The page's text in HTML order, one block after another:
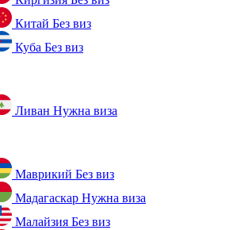
Китай Без виз
Куба Без виз
Ливан Нужна виза
Маврикий Без виз
Мадагаскар Нужна виза
Малайзия Без виз